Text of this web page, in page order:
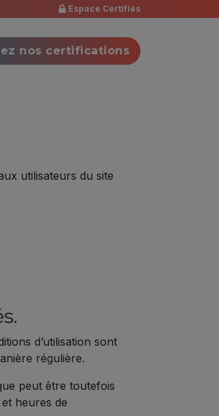
Espace Certifiés
nos certifications
utilisateurs du site
d’utilisation sont
régulière.
peut être toutefois
heures de